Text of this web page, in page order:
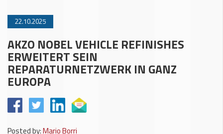
22.10.2025
AKZO NOBEL VEHICLE REFINISHES
ERWEITERT SEIN
REPARATURNETZWERK IN GANZ
EUROPA
Posted by:Mario Borri